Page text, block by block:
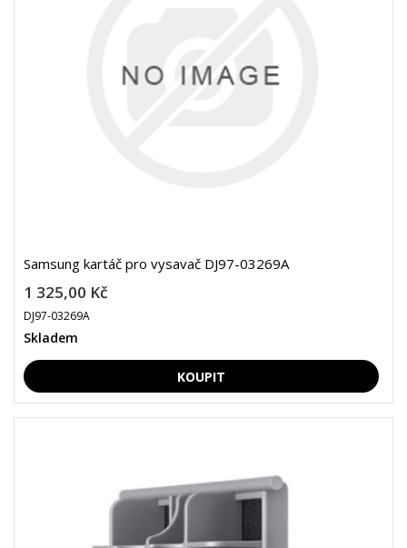
Samsung kartáč pro vysavač DJ97-03269A
1 325,00 Kč
DJ97-03269A
Skladem